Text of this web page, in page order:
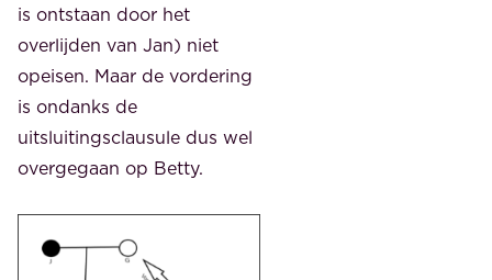
is ontstaan door het
overlijden van Jan) niet
opeisen. Maar de vordering
is ondanks de
uitsluitingsclausule dus wel
overgegaan op Betty.